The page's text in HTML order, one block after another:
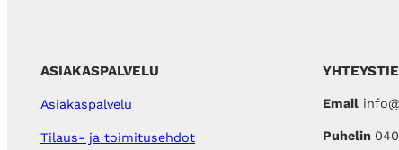
ASIAKASPALVELU
Asiakaspalvelu
Tilaus- ja toimitusehdot
Email
Puhelin